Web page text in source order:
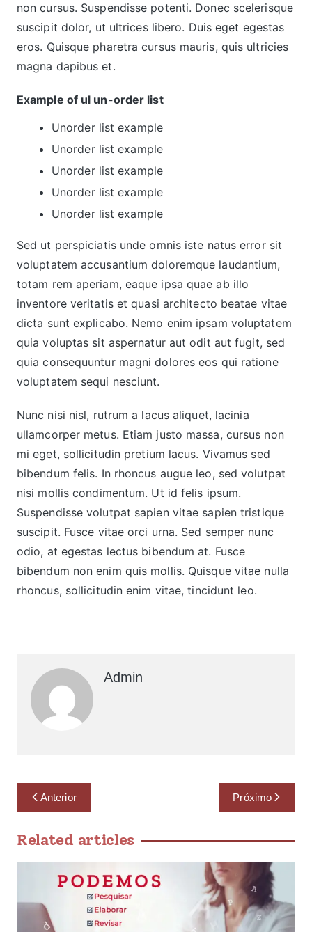
non cursus. Suspendisse potenti. Donec scelerisque
suscipit dolor, ut ultrices libero. Duis eget egestas
eros. Quisque pharetra cursus mauris, quis ultricies
magna dapibus et.
Example of ul un-order list
Unorder list example
Unorder list example
Unorder list example
Unorder list example
Unorder list example
Sed ut perspiciatis unde omnis iste natus error sit
voluptatem accusantium doloremque laudantium,
totam rem aperiam, eaque ipsa quae ab illo
inventore veritatis et quasi architecto beatae vitae
dicta sunt explicabo. Nemo enim ipsam voluptatem
quia voluptas sit aspernatur aut odit aut fugit, sed
quia consequuntur magni dolores eos qui ratione
voluptatem sequi nesciunt.
Nunc nisi nisl, rutrum a lacus aliquet, lacinia
ullamcorper metus. Etiam justo massa, cursus non
mi eget, sollicitudin pretium lacus. Vivamus sed
bibendum felis. In rhoncus augue leo, sed volutpat
nisi mollis condimentum. Ut id felis ipsum.
Suspendisse volutpat sapien vitae sapien tristique
suscipit. Fusce vitae orci urna. Sed semper nunc
odio, at egestas lectus bibendum at. Fusce
bibendum non enim quis mollis. Quisque vitae nulla
rhoncus, sollicitudin enim vitae, tincidunt leo.
Admin
Anterior Próximo
Related articles